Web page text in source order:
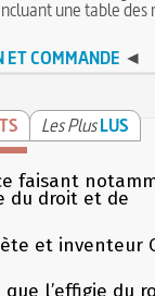
une table des
ET COMMANDE ◄
Les PlusLUS
faisant
du droit et de
et inventeur
l’effigie du